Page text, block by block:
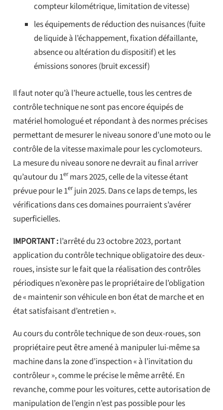
compteur kilométrique, limitation de vitesse)
les équipements de réduction des nuisances (fuite
de liquide à l’échappement, fixation défaillante,
absence ou altération du dispositif) et les
émissions sonores (bruit excessif)
Il faut noter qu’à l’heure actuelle, tous les centres de
contrôle technique ne sont pas encore équipés de
matériel homologué et répondant à des normes précises
permettant de mesurer le niveau sonore d’une moto ou le
contrôle de la vitesse maximale pour les cyclomoteurs.
La mesure du niveau sonore ne devrait au final arriver
qu’autour du 1ermars 2025, celle de la vitesse étant
prévue pour le 1erjuin 2025. Dans ce laps de temps, les
vérifications dans ces domaines pourraient s’avérer
superficielles.
IMPORTANT :l’arrêté du 23 octobre 2023, portant
application du contrôle technique obligatoire des deux-
roues, insiste sur le fait que la réalisation des contrôles
périodiques n’exonère pas le propriétaire de l’obligation
de « maintenir son véhicule en bon état de marche et en
état satisfaisant d’entretien ».
Au cours du contrôle technique de son deux-roues, son
propriétaire peut être amené à manipuler lui-même sa
machine dans la zone d’inspection « à l’invitation du
contrôleur », comme le précise le même arrêté. En
revanche, comme pour les voitures, cette autorisation de
manipulation de l’engin n’est pas possible pour les